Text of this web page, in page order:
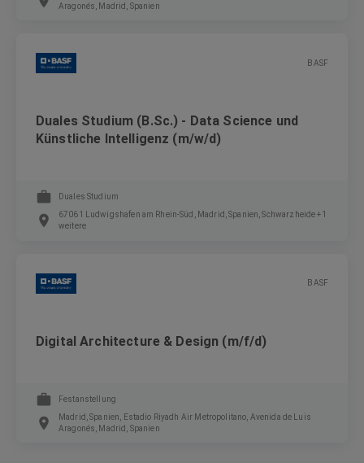
Aragonés, Madrid, Spanien
BASF
Duales Studium (B.Sc.) - Data Science und
Künstliche Intelligenz (m/w/d)
Duales Studium
67061 Ludwigshafen am Rhein-Süd, Madrid, Spanien, Schwarzheide +1
weitere
BASF
Digital Architecture & Design (m/f/d)
Festanstellung
Madrid, Spanien, Estadio Riyadh Air Metropolitano, Avenida de Luis
Aragonés, Madrid, Spanien